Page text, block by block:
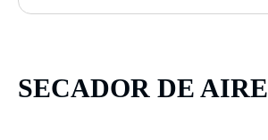
SECADOR DE AIRE